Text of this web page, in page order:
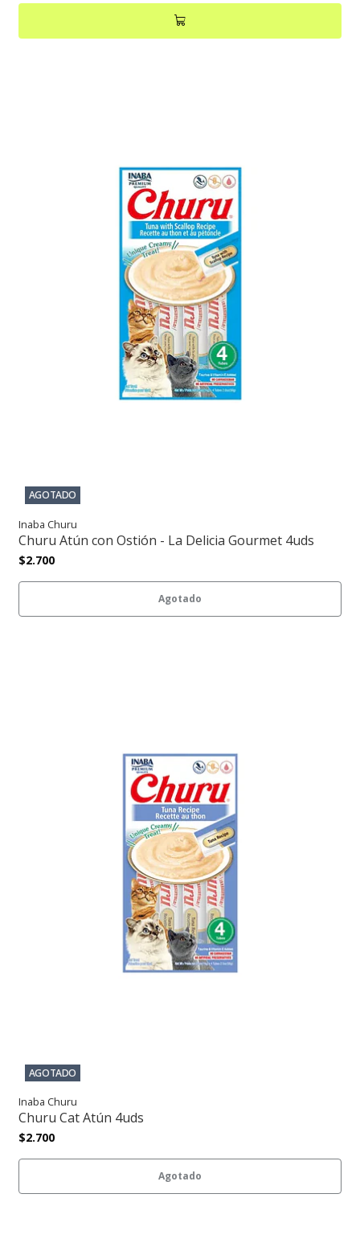
AGOTADO
Inaba Churu
Churu Atún con Ostión - La Delicia Gourmet 4uds
$2.700
Agotado
AGOTADO
Inaba Churu
Churu Cat Atún 4uds
$2.700
Agotado